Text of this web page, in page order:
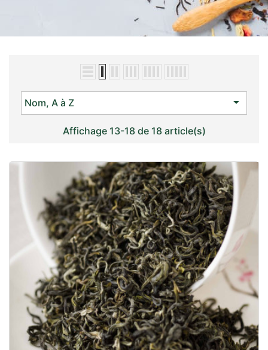
Nom, A à Z 
Affichage 13-18 de 18 article(s)